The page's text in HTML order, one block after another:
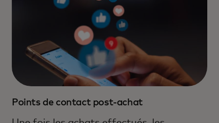
Points de contact post-achat